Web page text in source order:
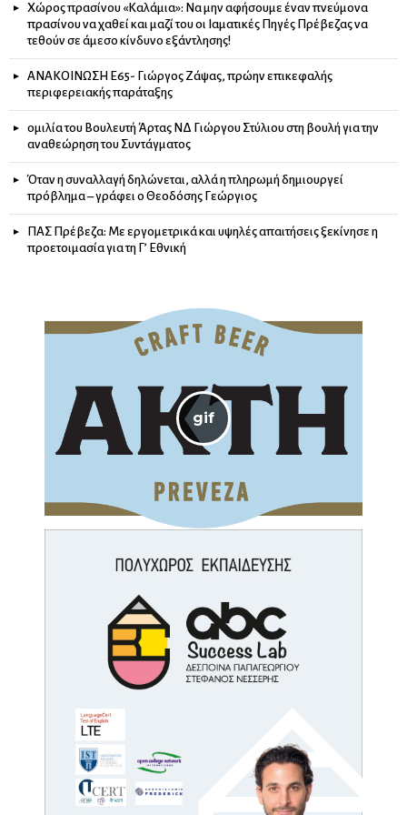
Χώρος πρασίνου «Καλάμια»: Να μην αφήσουμε έναν πνεύμονα
πρασίνου να χαθεί και μαζί του οι Ιαματικές Πηγές Πρέβεζας να
τεθούν σε άμεσο κίνδυνο εξάντλησης!
ΑΝΑΚΟΙΝΩΣΗ Ε65- Γιώργος Ζάψας, πρώην επικεφαλής
περιφερειακής παράταξης
ομιλία του Βουλευτή Άρτας ΝΔ Γιώργου Στύλιου στη βουλή για την
αναθεώρηση του Συντάγματος
Όταν η συναλλαγή δηλώνεται, αλλά η πληρωμή δημιουργεί
πρόβλημα – γράφει ο Θεοδόσης Γεώργιος
ΠΑΣ Πρέβεζα: Με εργομετρικά και υψηλές απαιτήσεις ξεκίνησε η
προετοιμασία για τη Γ’ Εθνική